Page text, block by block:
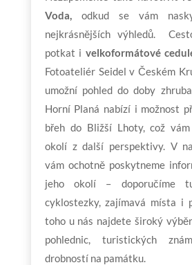
Voda,odkud se vám
nejkrásnějších výhledů.
potkat i velkoformátové
Fotoateliér Seidel v Českém
umožní pohled do doby
Horní Planá nabízí i možnost
břeh do Bližší Lhoty, což
okolí z další perspektivy. V
vám ochotně poskytneme
jeho okolí – doporučíme
cyklostezky, zajímavá místa i
toho u nás najdete široký
pohlednic, turistických
drobností na památku.